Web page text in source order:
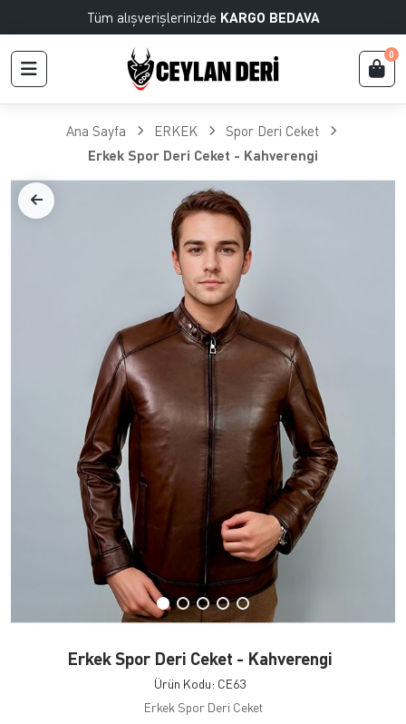
Tüm alışverişlerinizde KARGO BEDAVA
0
Ana Sayfa ERKEK
Spor Deri Ceket
Erkek Spor Deri Ceket - Kahverengi
Erkek Spor Deri Ceket - Kahverengi
Ürün Kodu: CE63
Erkek Spor Deri Ceket